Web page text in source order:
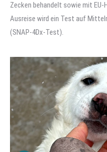
Zecken behandelt sowie mit
Ausreise wird ein Test auf
(SNAP-4Dx-Test).